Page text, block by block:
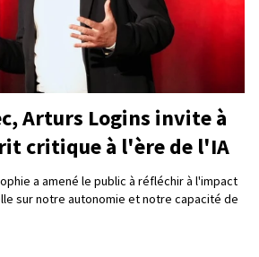
Arturs Logins invite à
critique à l'ère de l'IA
a amené le public à réfléchir à l'impact
sur notre autonomie et notre capacité de